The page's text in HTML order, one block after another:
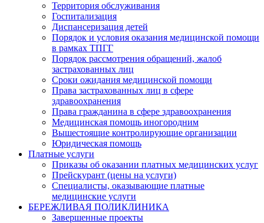
Территория обслуживания
Госпитализация
Диспансеризация детей
Порядок и условия оказания медицинской помощи
в рамках ТПГГ
Порядок рассмотрения обращений, жалоб
застрахованных лиц
Сроки ожидания медицинской помощи
Права застрахованных лиц в сфере
здравоохранения
Права гражданина в сфере здравоохранения
Медицинская помощь иногородним
Вышестоящие контролирующие организации
Юридическая помощь
Платные услуги
Приказы об оказании платных медицинских услуг
Прейскурант (цены на услуги)
Специалисты, оказывающие платные
медицинские услуги
БЕРЕЖЛИВАЯ ПОЛИКЛИНИКА
Завершенные проекты